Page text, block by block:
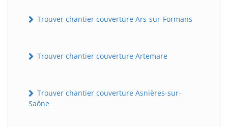
Trouver chantier couverture Ars-sur-Formans
Trouver chantier couverture Artemare
Trouver chantier couverture Asnières-sur-
Saône